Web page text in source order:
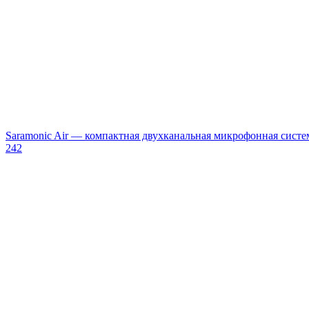
Saramonic Air — компактная двухканальная микрофонная
242